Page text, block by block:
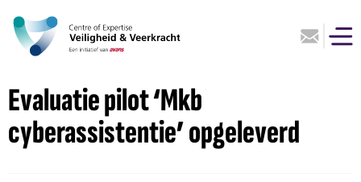
Evaluatie pilot ‘Mkb
cyberassistentie’ opgeleverd